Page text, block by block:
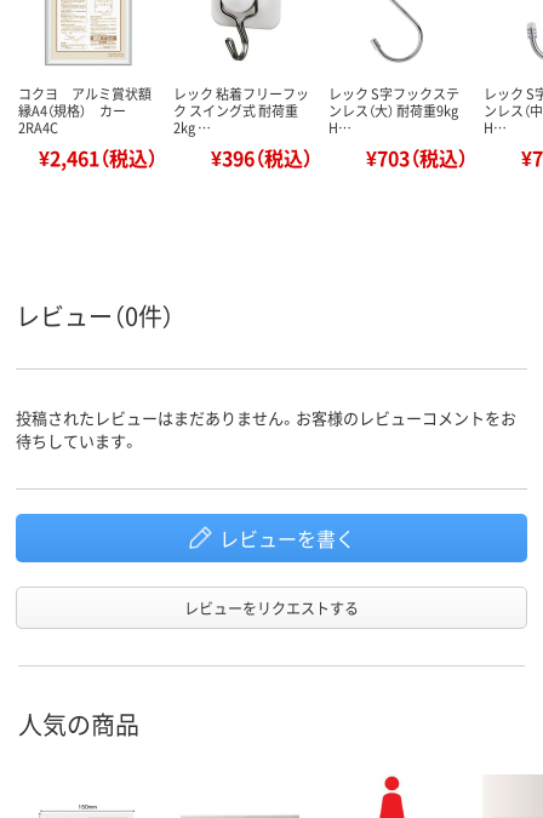
コクヨ アルミ賞状額
縁A4（規格） カー
2RA4C
¥2,461（税込）
レック 粘着フリーフッ
ク スイング式 耐荷重
2kg …
¥396（税込）
レック S字フックステ
ンレス（大） 耐荷重9kg
H…
¥703（税込）
レック S
ンレス（
H…
レビュー（0件）
投稿されたレビューはまだありません。お客様のレビューコメントをお
待ちしています。
レビューを書く
レビューをリクエストする
人気の商品